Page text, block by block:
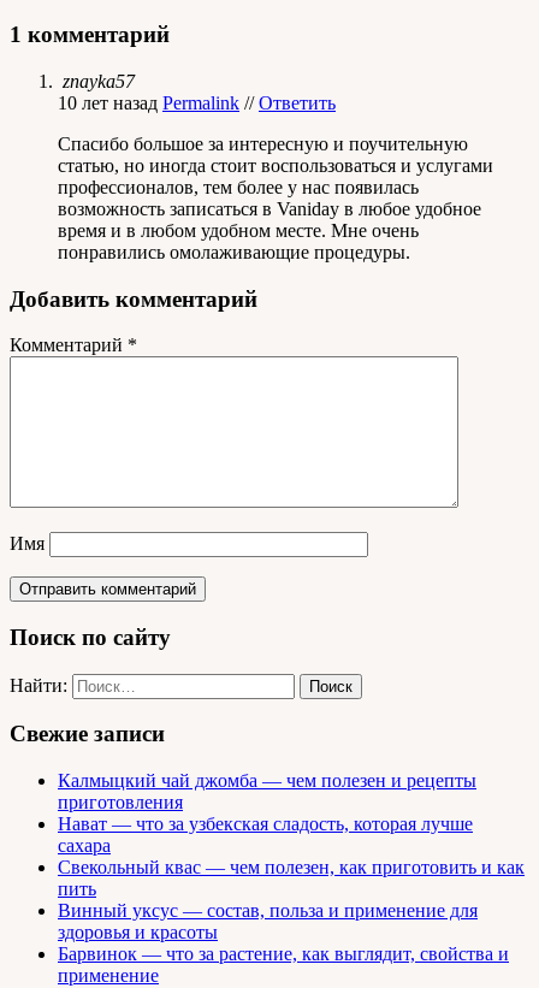
1 комментарий
znayka57
10 лет назад Permalink //Ответить
Спасибо большое за интересную и поучительную
статью, но иногда стоит воспользоваться и услугами
профессионалов, тем более у нас появилась
возможность записаться в Vaniday в любое удобное
время и в любом удобном месте. Мне очень
понравились омолаживающие процедуры.
Добавить комментарий
Комментарий *
Имя
Поиск по сайту
Найти:
Свежие записи
Калмыцкий чай джомба — чем полезен и рецепты
приготовления
Нават — что за узбекская сладость, которая лучше
сахара
Свекольный квас — чем полезен, как приготовить и как
пить
Винный уксус — состав, польза и применение для
здоровья и красоты
Барвинок — что за растение, как выглядит, свойства и
применение